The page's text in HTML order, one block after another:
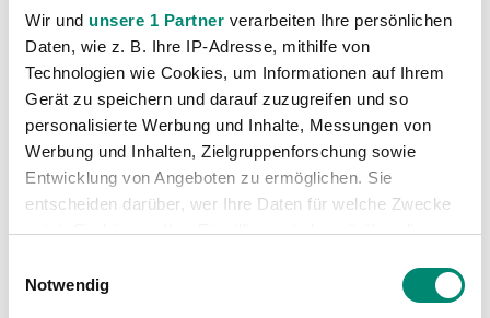
Wir und unsere 1 Partner verarbeiten Ihre persönlichen
Daten, wie z. B. Ihre IP-Adresse, mithilfe von
Technologien wie Cookies, um Informationen auf Ihrem
Gerät zu speichern und darauf zuzugreifen und so
personalisierte Werbung und Inhalte, Messungen von
Werbung und Inhalten, Zielgruppenforschung sowie
Entwicklung von Angeboten zu ermöglichen. Sie
entscheiden darüber, wer Ihre Daten für welche Zwecke
nutzt. Sie können Ihre Einwilligung jederzeit über die
Trigger Symbol ändern oder widerrufen
Notwendig
Pässe
76%%
SV Mattersburg
76%%
SV Guntamatic Ried